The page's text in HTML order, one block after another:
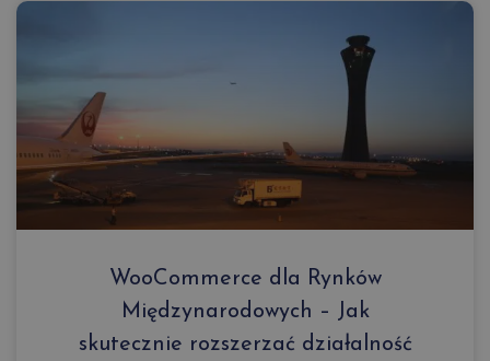
WooCommerce dla Rynków
Międzynarodowych – Jak
skutecznie rozszerzać działalność